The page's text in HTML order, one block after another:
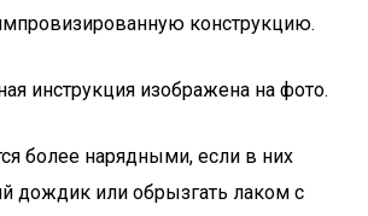
конструкцию.
инструкция изображена на фото.
более нарядными, если в них
дождик или обрызгать лаком с